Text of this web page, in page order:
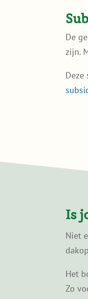
De
zijn.
Is
Niet
Het
Zo